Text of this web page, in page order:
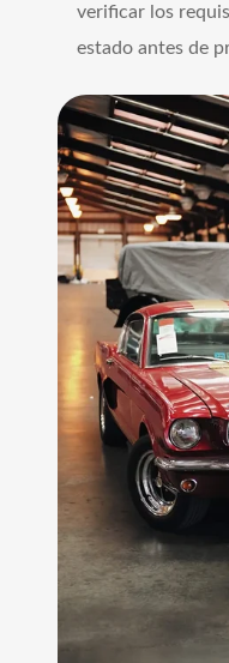
verificar los
estado antes de